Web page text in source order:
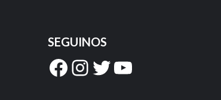
SEGUINOS
Facebook
Instagram
Twitter
YouTube